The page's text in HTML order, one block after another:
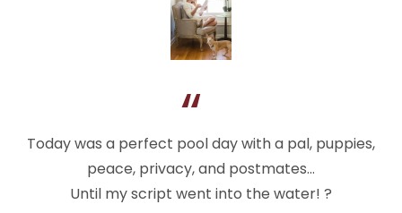
Today was a perfect pool day with a pal, puppies,
peace, privacy, and postmates…
Until my script went into the water! ?